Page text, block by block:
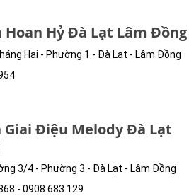
Hoan Hỷ Đà Lạt Lâm Đồng
Hai - Phường 1 - Đà Lạt - Lâm Đồng
Giai Điệu Melody Đà Lạt
3/4 - Phường 3 - Đà Lạt - Lâm Đồng
- 0908 683 129